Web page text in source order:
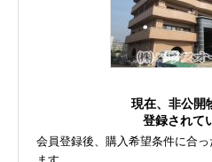
現在、非公開
登録されて
会員登録後、購入希望条件に合